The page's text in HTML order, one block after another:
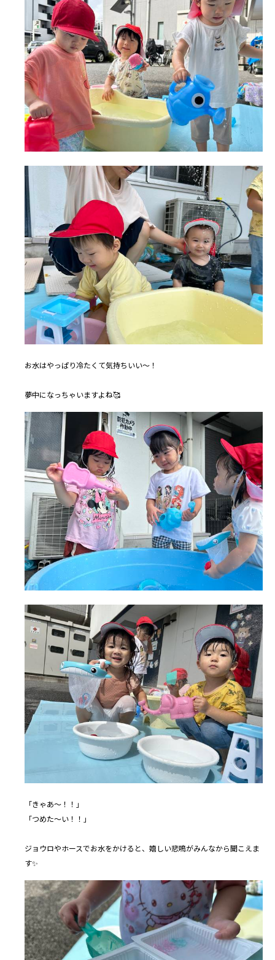
お水はやっぱり冷たくて気持ちいい～！
夢中になっちゃいますよね🥰
「きゃあ～！！」
「つめた～い！！」
ジョウロやホースでお水をかけると、嬉しい悲鳴がみんなから聞こえま
す✨